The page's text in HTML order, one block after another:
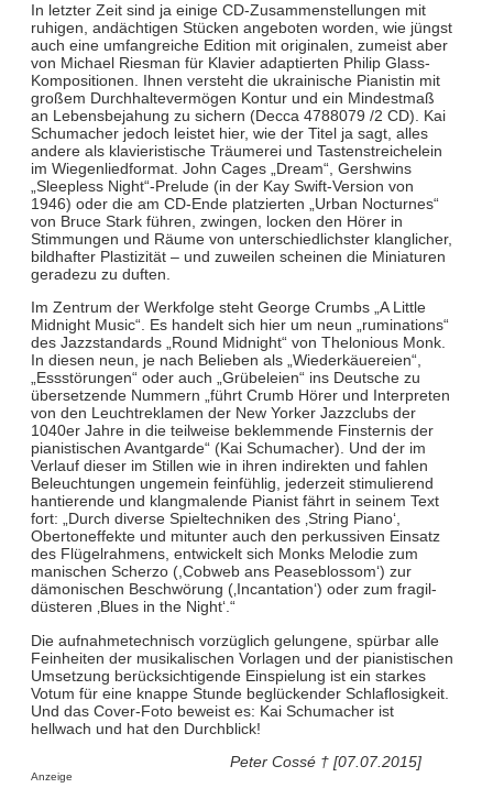
In letzter Zeit sind ja einige CD-Zusammenstellungen mit
ruhigen, andächtigen Stücken angeboten worden, wie jüngst
auch eine umfangreiche Edition mit originalen, zumeist aber
von Michael Riesman für Klavier adaptierten Philip Glass-
Kompositionen. Ihnen versteht die ukrainische Pianistin mit
großem Durchhaltevermögen Kontur und ein Mindestmaß
an Lebensbejahung zu sichern (Decca 4788079 /2 CD). Kai
Schumacher jedoch leistet hier, wie der Titel ja sagt, alles
andere als klavieristische Träumerei und Tastenstreichelein
im Wiegenliedformat. John Cages „Dream“, Gershwins
„Sleepless Night“-Prelude (in der Kay Swift-Version von
1946) oder die am CD-Ende platzierten „Urban Nocturnes“
von Bruce Stark führen, zwingen, locken den Hörer in
Stimmungen und Räume von unterschiedlichster klanglicher,
bildhafter Plastizität – und zuweilen scheinen die Miniaturen
geradezu zu duften.
Im Zentrum der Werkfolge steht George Crumbs „A Little
Midnight Music“. Es handelt sich hier um neun „ruminations“
des Jazzstandards „Round Midnight“ von Thelonious Monk.
In diesen neun, je nach Belieben als „Wiederkäuereien“,
„Essstörungen“ oder auch „Grübeleien“ ins Deutsche zu
übersetzende Nummern „führt Crumb Hörer und Interpreten
von den Leuchtreklamen der New Yorker Jazzclubs der
1040er Jahre in die teilweise beklemmende Finsternis der
pianistischen Avantgarde“ (Kai Schumacher). Und der im
Verlauf dieser im Stillen wie in ihren indirekten und fahlen
Beleuchtungen ungemein feinfühlig, jederzeit stimulierend
hantierende und klangmalende Pianist fährt in seinem Text
fort: „Durch diverse Spieltechniken des ‚String Piano‘,
Obertoneffekte und mitunter auch den perkussiven Einsatz
des Flügelrahmens, entwickelt sich Monks Melodie zum
manischen Scherzo (,Cobweb ans Peaseblossom‘) zur
dämonischen Beschwörung (‚Incantation‘) oder zum fragil-
düsteren ‚Blues in the Night‘.“
Die aufnahmetechnisch vorzüglich gelungene, spürbar alle
Feinheiten der musikalischen Vorlagen und der pianistischen
Umsetzung berücksichtigende Einspielung ist ein starkes
Votum für eine knappe Stunde beglückender Schlaflosigkeit.
Und das Cover-Foto beweist es: Kai Schumacher ist
hellwach und hat den Durchblick!
Peter Cossé † [07.07.2015]
Anzeige